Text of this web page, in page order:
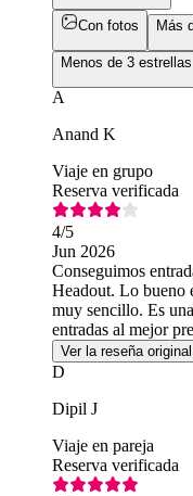
Con fotos Más
Menos de 3 estrellas
A
Anand K
Viaje en grupo
Reserva verificada
4/5
Jun 2026
Conseguimos
Headout. Lo bueno
muy sencillo. Es
entradas al mejor
Ver la reseña
D
Dipil J
Viaje en pareja
Reserva verificada